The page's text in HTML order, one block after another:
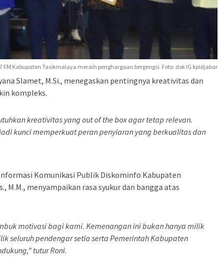
FM Kabupaten Tasikmalaya meraih penghargaan bergengsi. Foto: dok IG kpidjabar
Slamet, M.Si., menegaskan pentingnya kreativitas dan
kompleks.
kreativitas yang out of the boxagar tetap relevan.
kunci memperkuat peran penyiaran yang berkualitas dan
Komunikasi Publik Diskominfo Kabupaten
M.M., menyampaikan rasa syukur dan bangga atas
motivasi bagi kami. Kemenangan ini bukan hanya milik
seluruh pendengar setia serta Pemerintah Kabupaten
tutur Roni.